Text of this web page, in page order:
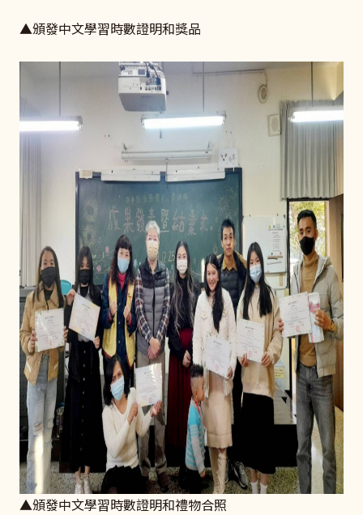
▲頒發中文學習時數證明和獎品
▲頒發中文學習時數證明和禮物合照